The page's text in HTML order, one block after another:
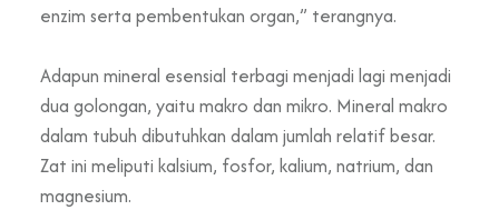
enzim serta pembentukan organ,” terangnya.
Adapun mineral esensial terbagi menjadi lagi menjadi
dua golongan, yaitu makro dan mikro. Mineral makro
dalam tubuh dibutuhkan dalam jumlah relatif besar.
Zat ini meliputi kalsium, fosfor, kalium, natrium, dan
magnesium.